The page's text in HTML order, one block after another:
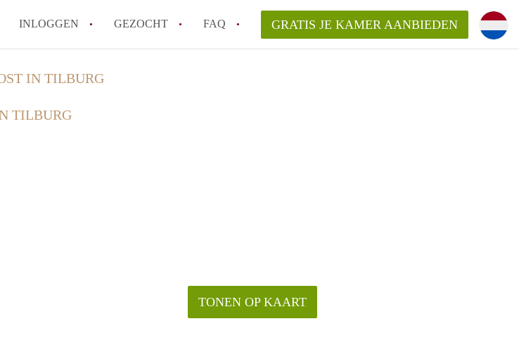
INLOGGEN GEZOCHT FAQ
How to translate KamersTilburg!
GRATIS JE KAMER AANBIEDEN
IN TILBURG
TILBURG
TONEN OP KAART